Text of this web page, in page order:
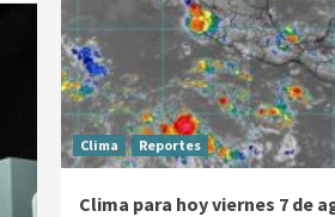
Clima Reportes
Clima para hoy viernes 7 de